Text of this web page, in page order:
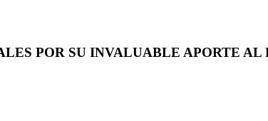
POR SU INVALUABLE APORTE AL